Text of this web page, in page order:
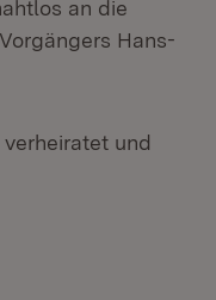
an die
Hans-
und